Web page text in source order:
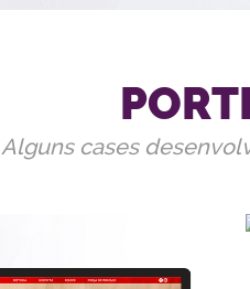
Alguns cases